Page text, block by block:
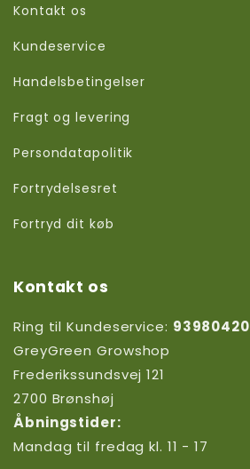
Kontakt os
Kundeservice
Handelsbetingelser
Fragt og levering
Persondatapolitik
Fortrydelsesret
Fortryd dit køb
Kontakt os
Ring til Kundeservice: 93980420
GreyGreen Growshop
Frederikssundsvej 121
2700 Brønshøj
Åbningstider:
Mandag til fredag kl. 11 - 17